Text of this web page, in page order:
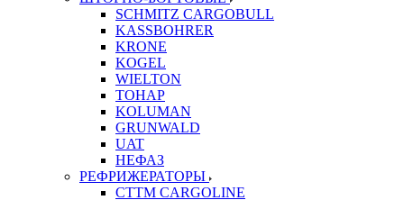
SCHMITZ CARGOBULL
KASSBOHRER
KRONE
KOGEL
WIELTON
ТОНАР
KOLUMAN
GRUNWALD
UAT
НЕФАЗ
РЕФРИЖЕРАТОРЫ
CTTM CARGOLINE